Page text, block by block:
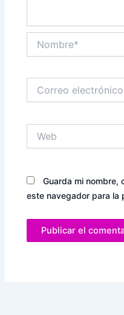
electrónico*
Guarda mi nombre,
este navegador para la